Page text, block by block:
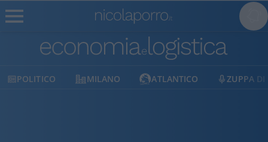
MILANO ATLANTICO ZUPPA DI PORRO